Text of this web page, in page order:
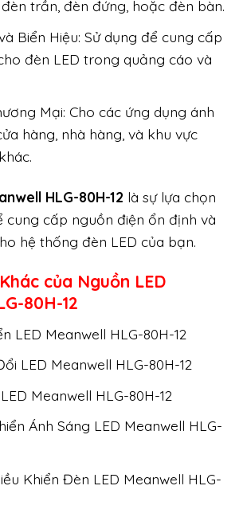
trần, đèn đứng, hoặc đèn bàn.
Biển Hiệu: Sử dụng để cung cấp
đèn LED trong quảng cáo và
Mại: Cho các ứng dụng ánh
hàng, nhà hàng, và khu vực
HLG-80H-12 là sự lựa chọn
cung cấp nguồn điện ổn định và
hệ thống đèn LED của bạn.
của Nguồn LED
80H-12
LED Meanwell HLG-80H-12
LED Meanwell HLG-80H-12
Meanwell HLG-80H-12
Ánh Sáng LED Meanwell HLG-
Khiển Đèn LED Meanwell HLG-